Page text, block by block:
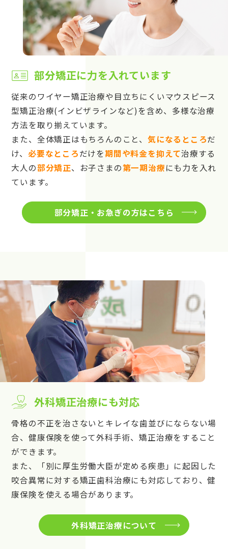
部分矯正に力を入れています
従来のワイヤー矯正治療や目立ちにくいマウスピース
型矯正治療(インビザラインなど)を含め、多様な治療
方法を取り揃えています。
また、全体矯正はもちろんのこと、 気になるところだ
け、 必要なところだけを期間や料金を抑えて治療する
大人の部分矯正、お子さまの第一期治療にも力を入れ
ています。
部分矯正・お急ぎの方はこちら
外科矯正治療にも対応
骨格の不正を治さないとキレイな歯並びにならない場
合、健康保険を使って外科手術、矯正治療をすること
ができます。
また、「別に厚生労働大臣が定める疾患」に起因した
咬合異常に対する矯正歯科治療にも対応しており、健
康保険を使える場合があります。
外科矯正治療について